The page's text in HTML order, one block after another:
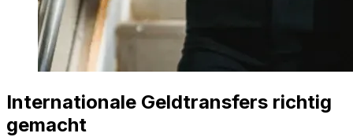
Internationale Geldtransfers richtig
gemacht